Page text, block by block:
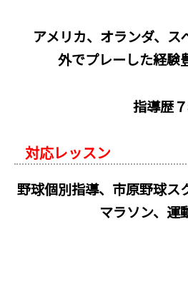
アメリカ、オランダ、ス
外でプレーした経験
指導歴
対応レッスン
野球個別指導、市原野球ス
マラソン、運